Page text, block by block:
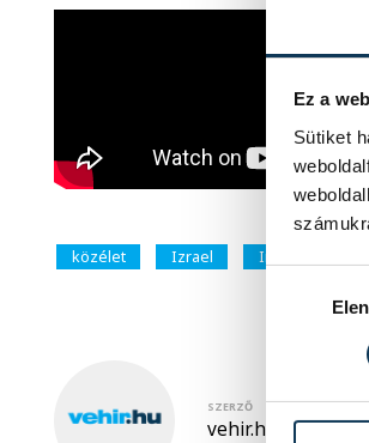
Ez a
Sütiket
közélet Izrael Irán
SZERZŐ
vehir.hu